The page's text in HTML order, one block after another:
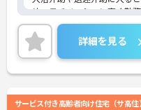
め、モチベーション高く勤
ご興味のある方には、面接
に詳細をご案内しますので
い！
詳細を見る
サービス付き高齢者向け住宅（サ高住）